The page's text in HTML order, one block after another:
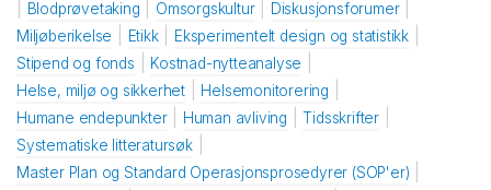
Blodprøvetaking
Omsorgskultur
Diskusjonsforumer
Miljøberikelse
Etikk
Eksperimentelt design og statistikk
Stipend og fonds
Kostnad-nytteanalyse
Helse, miljø og sikkerhet
Helsemonitorering
Humane endepunkter
Human avliving
Tidsskrifter
Systematiske litteratursøk
Master Plan og Standard Operasjonsprosedyrer (SOP'er)